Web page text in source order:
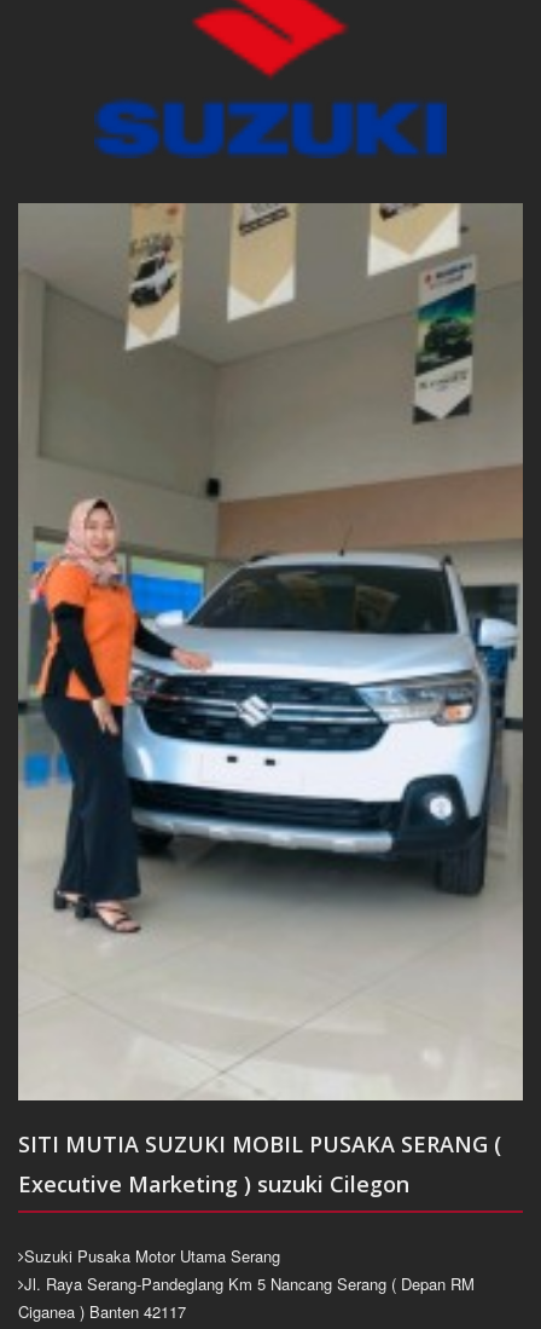
SITI MUTIA SUZUKI MOBIL PUSAKA SERANG (
Executive Marketing ) suzuki Cilegon
Suzuki Pusaka Motor Utama Serang
Jl. Raya Serang-Pandeglang Km 5 Nancang Serang ( Depan RM
Ciganea ) Banten 42117